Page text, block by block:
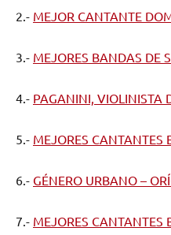
2.- MEJOR CANTANTE
3.- MEJORES BANDAS DE
4.- PAGANINI, VIOLINISTA
5.- MEJORES CANTANTES
6.- GÉNERO URBANO –
7.- MEJORES CANTANTES